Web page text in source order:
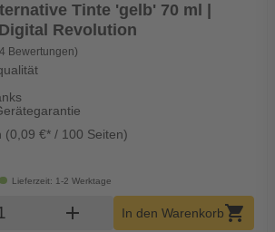
Tinte 'gelb' 70 ml |
Revolution
Bewertungen)
(0,09 €* / 100 Seiten)
Lieferzeit: 1-2 Werktage
Warenkorb Menge
add In den Warenkorbshopping_cart